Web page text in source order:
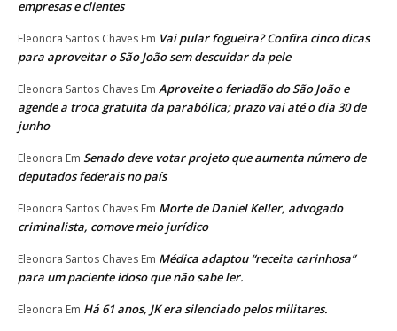
empresas e clientes
Eleonora Santos Chaves Em Vai pular fogueira? Confira cinco dicas
para aproveitar o São João sem descuidar da pele
Eleonora Santos Chaves Em Aproveite o feriadão do São João e
agende a troca gratuita da parabólica; prazo vai até o dia 30 de
junho
Eleonora Em Senado deve votar projeto que aumenta número de
deputados federais no país
Eleonora Santos Chaves Em Morte de Daniel Keller, advogado
criminalista, comove meio jurídico
Eleonora Santos Chaves Em Médica adaptou “receita carinhosa”
para um paciente idoso que não sabe ler.
Eleonora Em Há 61 anos, JK era silenciado pelos militares.